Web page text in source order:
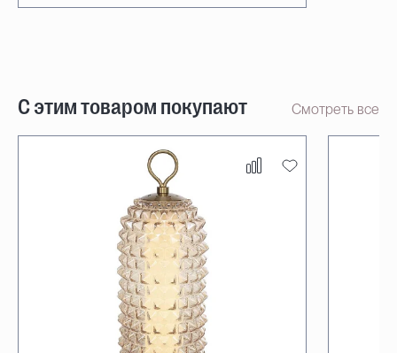
С этим товаром покупают Смотреть все